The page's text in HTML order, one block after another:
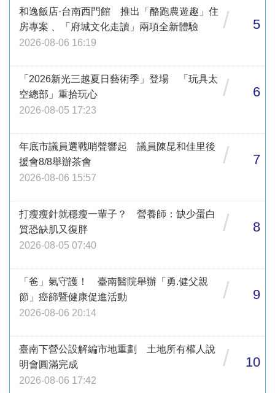
和逸飯店·台南西門館 推出「酪跑農遊趣」住
房專案 、「府城文化走讀」兩項全新體驗
2026-08-06 16:19
/ 5
「2026新光三越夏日藝術季」登場 「玩具太
空總部」重拾玩心
2026-08-05 17:23
/ 6
年底市議員選戰哨聲響起 議員陳昆和佳里後
援會8/8舉辦茶會
2026-08-06 15:57
/ 7
打瘦瘦針就穩瘦一輩子？ 營養師：缺少蛋白
質恐缺肌又復胖
2026-08-05 07:40
/ 8
「爸」氣守護！ 臺南醫院舉辦「勇.健父親
節」癌篩暨健康促進活動
2026-08-06 20:14
/ 9
臺南下營公設解編市地重劃 土地所有權人說
明會圓滿完成
2026-08-06 17:42
/ 10